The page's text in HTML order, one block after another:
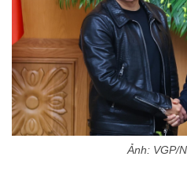
Ảnh: VGP/